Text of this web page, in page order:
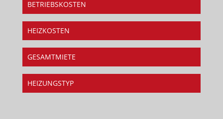
BETRIEBSKOSTEN
HEIZKOSTEN
GESAMTMIETE
HEIZUNGSTYP